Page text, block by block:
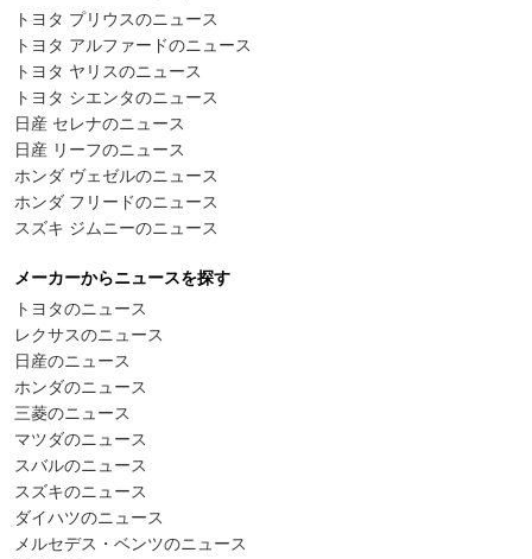
トヨタ プリウスのニュース
トヨタ アルファードのニュース
トヨタ ヤリスのニュース
トヨタ シエンタのニュース
日産 セレナのニュース
日産 リーフのニュース
ホンダ ヴェゼルのニュース
ホンダ フリードのニュース
スズキ ジムニーのニュース
メーカーからニュースを探す
トヨタのニュース
レクサスのニュース
日産のニュース
ホンダのニュース
三菱のニュース
マツダのニュース
スバルのニュース
スズキのニュース
ダイハツのニュース
メルセデス・ベンツのニュース